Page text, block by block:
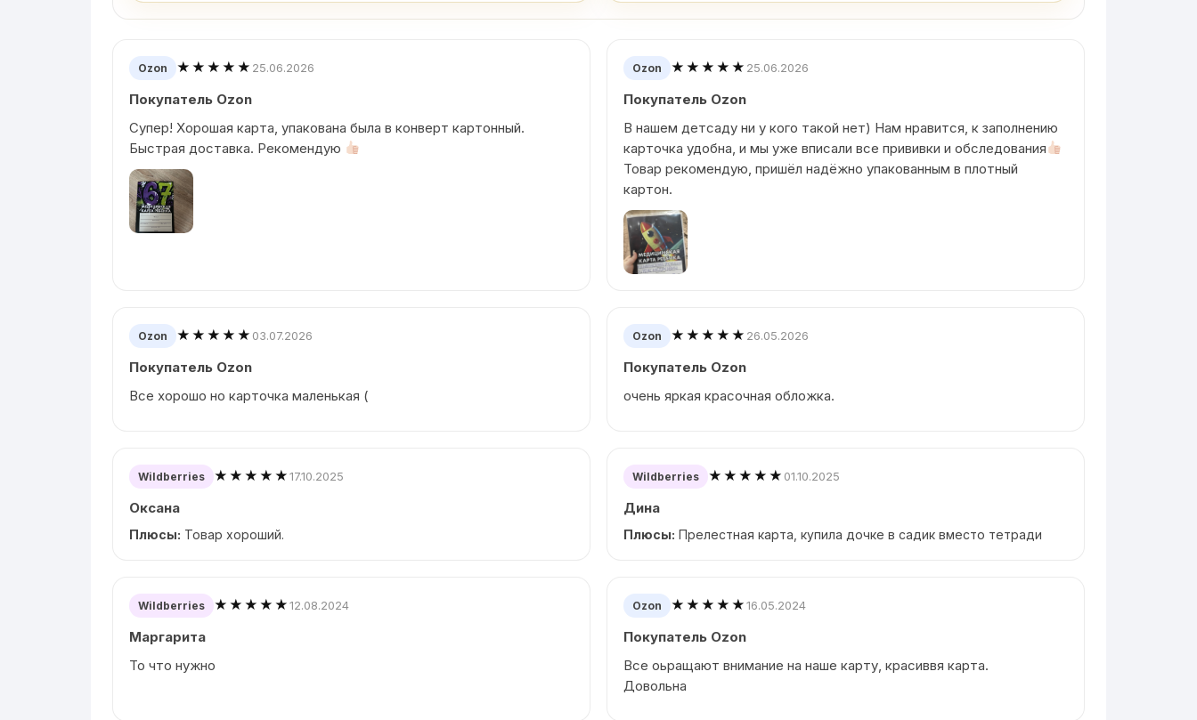
Ozon ★★★★★ 25.06.2026
Покупатель Ozon
Супер! Хорошая карта, упакована была в конверт картонный.
Быстрая доставка. Рекомендую
Ozon ★★★★★ 25.06.2026
Покупатель Ozon
В нашем детсаду ни у кого такой нет) Нам нравится, к заполнению
карточка удобна, и мы уже вписали все прививки и обследования
Товар рекомендую, пришëл надëжно упакованным в плотный
картон.
Ozon ★★★★★ 03.07.2026
Покупатель Ozon
Все хорошо но карточка маленькая (
Ozon ★★★★★ 26.05.2026
Покупатель Ozon
очень яркая красочная обложка.
Wildberries ★★★★★17.10.2025
Оксана
Плюсы: Товар хороший.
Wildberries ★★★★★ 01.10.2025
Дина
Плюсы: Прелестная карта, купила дочке в садик вместо тетради
Wildberries ★★★★★12.08.2024
Маргарита
То что нужно
Ozon ★★★★★16.05.2024
Покупатель Ozon
Все оьращают внимание на наше карту, красиввя карта.
Довольна